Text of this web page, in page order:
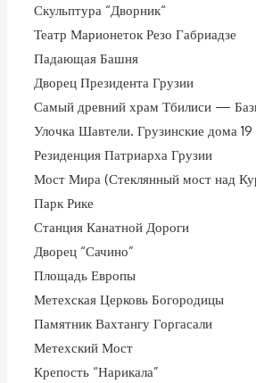
Скульптура “Дворник“
Театр Марионеток Резо Габриадзе
Падающая Башня
Дворец Президента Грузии
Самый древний храм Тбилиси —
Улочка Шавтели. Грузинские дома 19
Резиденция Патриарха Грузии
Мост Мира (Стеклянный мост над
Парк Рике
Станция Канатной Дороги
Дворец “Сачино”
Площадь Европы
Метехская Церковь Богородицы
Памятник Вахтангу Горгасали
Метехский Мост
Крепость “Нарикала”